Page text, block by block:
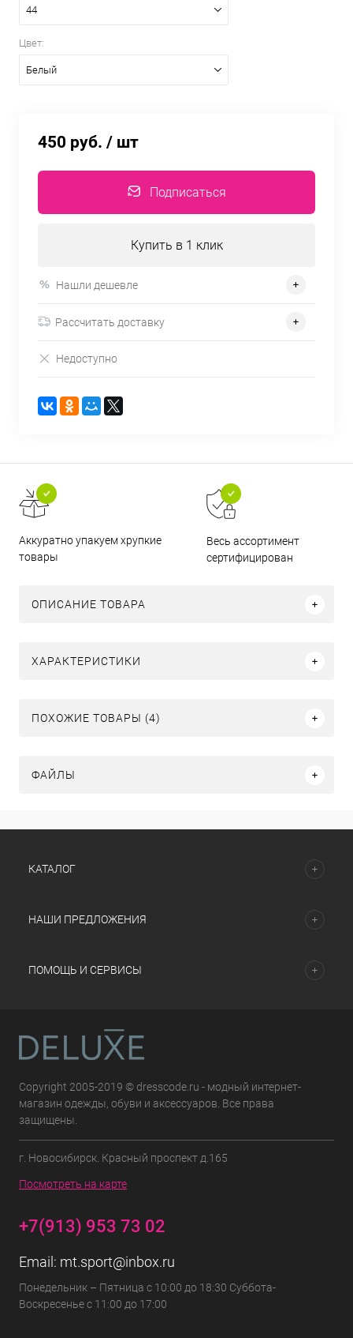
44
Цвет:
Белый
450 руб. / шт
Подписаться
Купить в 1 клик
Нашли дешевле
Рассчитать доставку
Недоступно
Аккуратно упакуем хрупкие
товары
Весь ассортимент
сертифицирован
ОПИСАНИЕ ТОВАРА
ХАРАКТЕРИСТИКИ
ПОХОЖИЕ ТОВАРЫ (4)
ФАЙЛЫ
КАТАЛОГ
НАШИ ПРЕДЛОЖЕНИЯ
ПОМОЩЬ И СЕРВИСЫ
Copyright 2005-2019 © dresscode.ru - модный интернет-
магазин одежды, обуви и аксессуаров. Все права
защищены.
г. Новосибирск. Красный проспект д.165
Посмотреть на карте
+7(913) 953 73 02
Email: mt.sport@inbox.ru
Понедельник – Пятница с 10:00 до 18:30 Суббота-
Воскресенье с 11:00 до 17:00